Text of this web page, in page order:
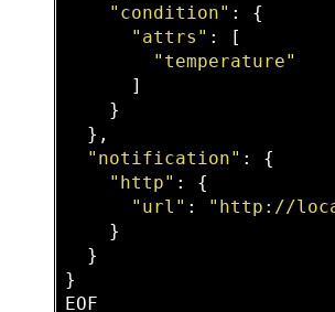
"condition" : {
"attrs" : [
"temperature"
      ]
    }
  },
"notification" : {
"http" : {
"url" :
"http://
    }
  }
}